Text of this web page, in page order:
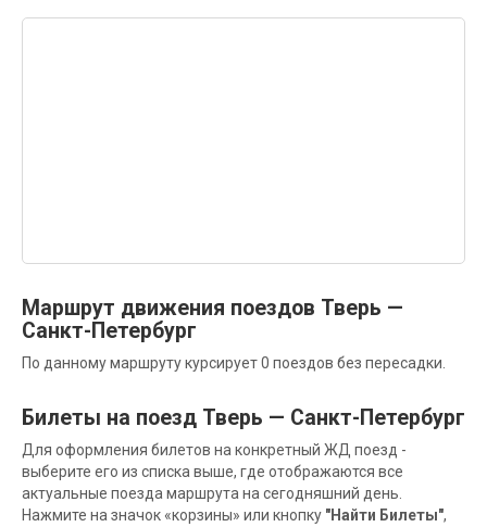
Маршрут движения поездов Тверь —
Санкт-Петербург
По данному маршруту курсирует 0 поездов без пересадки.
Билеты на поезд Тверь — Санкт-Петербург
Для оформления билетов на конкретный ЖД поезд -
выберите его из списка выше, где отображаются все
актуальные поезда маршрута на сегодняшний день.
Нажмите на значок «корзины» или кнопку "Найти Билеты",